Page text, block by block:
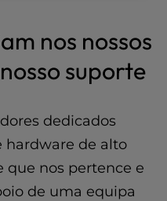
nos nossos
suporte
dedicados
hardware de alto
que nos pertence e
de uma equipa